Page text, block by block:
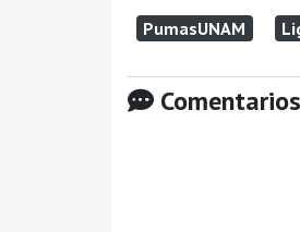
PumasUNAM
Comentarios